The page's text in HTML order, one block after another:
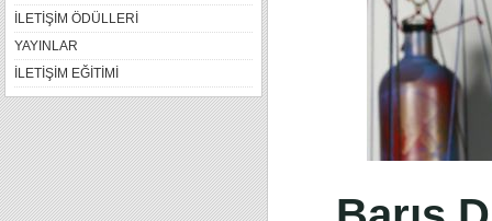
İLETİŞİM ÖDÜLLERİ
YAYINLAR
İLETİŞİM EĞİTİMİ